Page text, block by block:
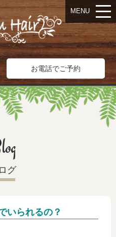
お電話でご予約
MENU
グ
いられるの？